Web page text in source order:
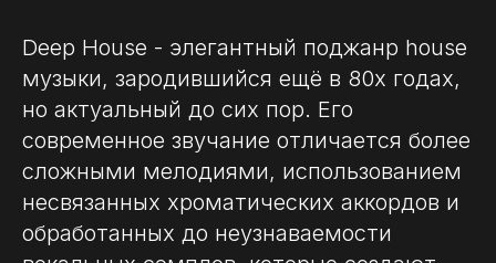
Deep House - элегантный поджанр house
музыки, зародившийся ещё в 80х годах,
но актуальный до сих пор. Его
современное звучание отличается более
сложными мелодиями, использованием
несвязанных хроматических аккордов и
обработанных до неузнаваемости